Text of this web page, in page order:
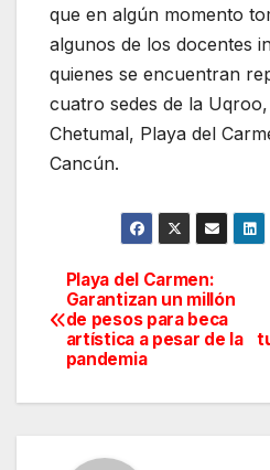
que en algún momento
algunos de los docentes
quienes se encuentran
cuatro sedes de la
Chetumal, Playa del
Cancún.
Navegación
de
entradas
Playa del Carmen:
Garantizan un millón
de pesos para beca
artística a pesar de la
pandemia